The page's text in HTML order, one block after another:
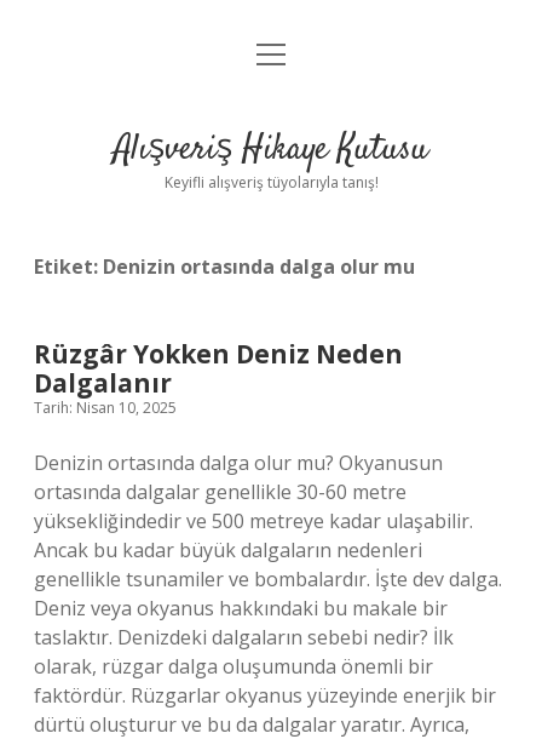
Anasayfa
Yasal Uyarı
menüyü
Alışveriş Hikaye Kutusu
Keyifli alışveriş tüyolarıyla tanış!
Etiket: Denizin ortasında dalga olur mu
Rüzgâr Yokken Deniz Neden
Dalgalanır
Tarih: Nisan 10, 2025
Denizin ortasında dalga olur mu? Okyanusun
ortasında dalgalar genellikle 30-60 metre
yüksekliğindedir ve 500 metreye kadar ulaşabilir.
Ancak bu kadar büyük dalgaların nedenleri
genellikle tsunamiler ve bombalardır. İşte dev dalga.
Deniz veya okyanus hakkındaki bu makale bir
taslaktır. Denizdeki dalgaların sebebi nedir? İlk
olarak, rüzgar dalga oluşumunda önemli bir
faktördür. Rüzgarlar okyanus yüzeyinde enerjik bir
dürtü oluşturur ve bu da dalgalar yaratır. Ayrıca,